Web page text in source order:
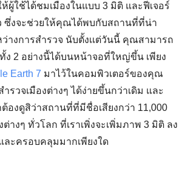
ผู้ใช้ได้ชมเมืองในแบบ 3 มิติ และฟีเจอร์
ซึ่งจะช่วยให้คุณได้พบกับสถานที่ที่น่า
างการสำรวจ นับตั้งเเต่วันนี้ คุณสามารถ
ง 2 อย่างนี้ได้บนหน้าจอที่ใหญ่ขึ้น เพียง
Earth 7 มาไว้ในคอมพิวเตอร์ของคุณ
รวจเมืองต่างๆ ได้ง่ายขึ้นกว่าเดิม และ
องดูสิว่าสถานที่ที่มีชื่อเสียงกว่า 11,000
ต่างๆ ทั่วโลก ที่เราเพิ่งจะเพิ่มภาพ 3 มิติ ลง
ละครอบคลุมมากเพียงใด